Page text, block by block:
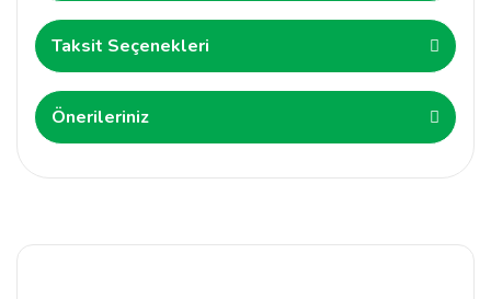
Taksit Seçenekleri
Önerileriniz